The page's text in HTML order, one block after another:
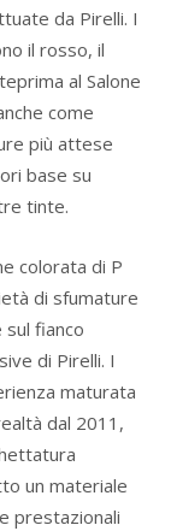
da Pirelli. I
il rosso, il
al Salone
come
più attese
base su
tinte.
colorata di P
di sfumature
fianco
di Pirelli. I
maturata
dal 2011,
un materiale
prestazionali